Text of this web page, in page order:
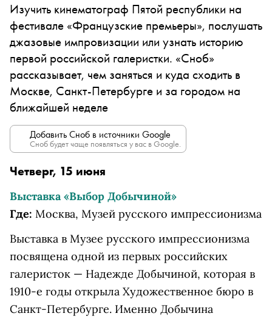
Изучить кинематограф Пятой республики на
фестивале «Французские премьеры», послушать
джазовые импровизации или узнать историю
первой российской галеристки. «Сноб»
рассказывает, чем заняться и куда сходить в
Москве, Санкт-Петербурге и за городом на
ближайшей неделе
Добавить Сноб в источники Google
Сноб будет чаще появляться у вас в Google.
Четверг, 15 июня
Выставка «Выбор Добычиной»
Где: Москва, Музей русского импрессионизма
Выставка в Музее русского импрессионизма
посвящена одной из первых российских
галеристок — Надежде Добычиной, которая в
1910-е годы открыла Художественное бюро в
Санкт-Петербурге. Именно Добычина